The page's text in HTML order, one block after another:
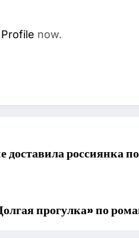
now.
доставила
прогулка» по